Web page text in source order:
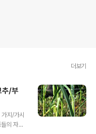
더보기
추/부
지/가시
의 자리